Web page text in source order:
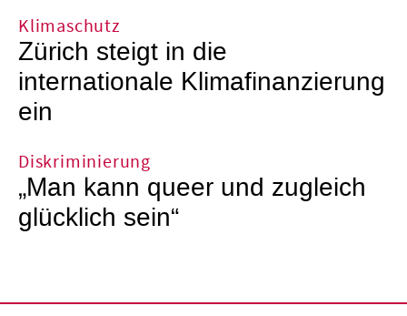
Klimaschutz
Zürich steigt in die
internationale Klimafinanzierung
ein
Diskriminierung
„Man kann queer und zugleich
glücklich sein“